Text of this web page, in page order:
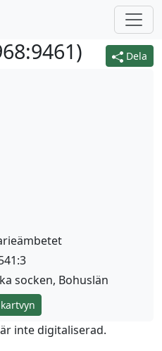
Dela
)
socken, Bohuslän
inte digitaliserad.